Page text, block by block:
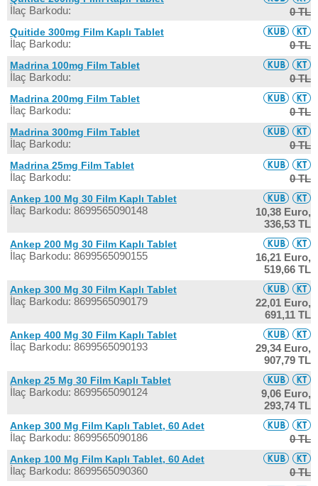
İlaç Barkodu: 0 TL
Quitide 300mg Film Kaplı Tablet
İlaç Barkodu: 0 TL
Madrina 100mg Film Tablet
İlaç Barkodu: 0 TL
Madrina 200mg Film Tablet
İlaç Barkodu: 0 TL
Madrina 300mg Film Tablet
İlaç Barkodu: 0 TL
Madrina 25mg Film Tablet
İlaç Barkodu: 0 TL
Ankep 100 Mg 30 Film Kaplı Tablet
İlaç Barkodu: 8699565090148
10,38 Euro,
336,53 TL
Ankep 200 Mg 30 Film Kaplı Tablet
İlaç Barkodu: 8699565090155
16,21 Euro,
519,66 TL
Ankep 300 Mg 30 Film Kaplı Tablet
İlaç Barkodu: 8699565090179
22,01 Euro,
691,11 TL
Ankep 400 Mg 30 Film Kaplı Tablet
İlaç Barkodu: 8699565090193
29,34 Euro,
907,79 TL
Ankep 25 Mg 30 Film Kaplı Tablet
İlaç Barkodu: 8699565090124
9,06 Euro,
293,74 TL
Ankep 300 Mg Film Kaplı Tablet, 60 Adet
İlaç Barkodu: 8699565090186 0 TL
Ankep 100 Mg Film Kaplı Tablet, 60 Adet
İlaç Barkodu: 8699565090360 0 TL